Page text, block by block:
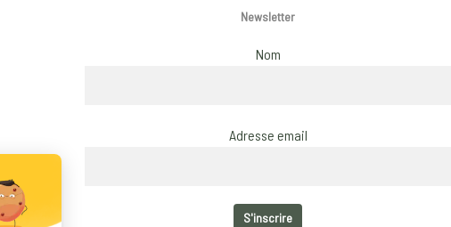
Newsletter
Nom
Adresse email